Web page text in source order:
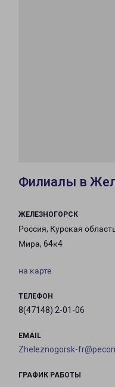
Филиалы в
ЖЕЛЕЗНОГОРСК
Россия, Курская
Мира, 64к4
на карте
ТЕЛЕФОН
8(47148) 2-01-06
EMAIL
Zheleznogorsk-
ГРАФИК РАБОТЫ